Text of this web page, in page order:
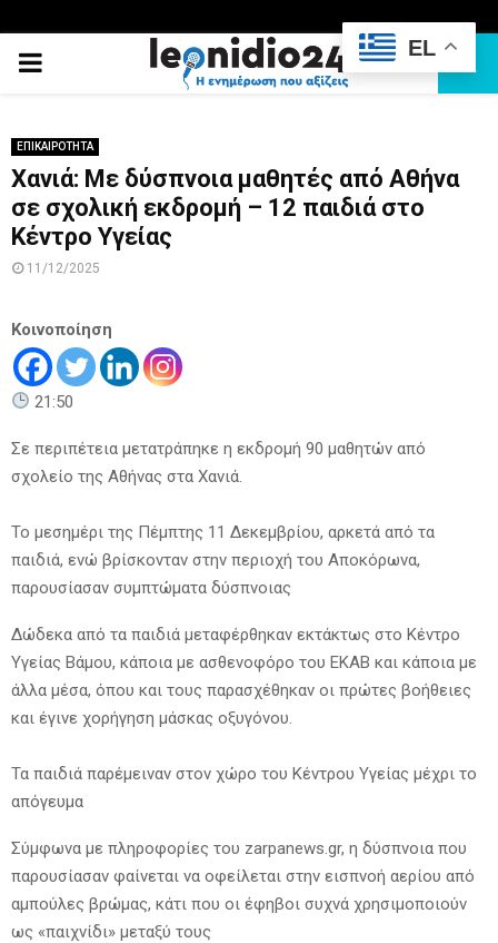
PRIMARY
ΕΠΙΚΑΙΡΟΤΗΤΑ
Χανιά: Με δύσπνοια μαθητές από Αθήνα
σε σχολική εκδρομή – 12 παιδιά στο
Κέντρο Υγείας
11/12/2025
Κοινοποίηση
21:50
Σε περιπέτεια μετατράπηκε η εκδρομή 90 μαθητών από
σχολείο της Αθήνας στα Χανιά.
Το μεσημέρι της Πέμπτης 11 Δεκεμβρίου, αρκετά από τα
παιδιά, ενώ βρίσκονταν στην περιοχή του Αποκόρωνα,
παρουσίασαν συμπτώματα δύσπνοιας
Δώδεκα από τα παιδιά μεταφέρθηκαν εκτάκτως στο Κέντρο
Υγείας Βάμου, κάποια με ασθενοφόρο του ΕΚΑΒ και κάποια με
άλλα μέσα, όπου και τους παρασχέθηκαν οι πρώτες βοήθειες
και έγινε χορήγηση μάσκας οξυγόνου.
Τα παιδιά παρέμειναν στον χώρο του Κέντρου Υγείας μέχρι το
απόγευμα
Σύμφωνα με πληροφορίες του zarpanews.gr, η δύσπνοια που
παρουσίασαν φαίνεται να οφείλεται στην εισπνοή αερίου από
αμπούλες βρώμας, κάτι που οι έφηβοι συχνά χρησιμοποιούν
ως «παιχνίδι» μεταξύ τους
EL